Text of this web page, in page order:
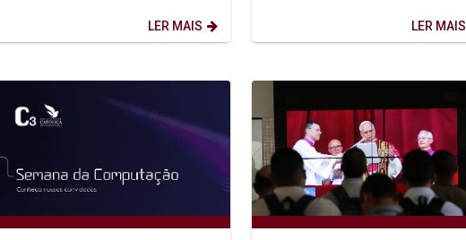
LER MAIS
Internacional sobre Adaptação...
LER MAIS